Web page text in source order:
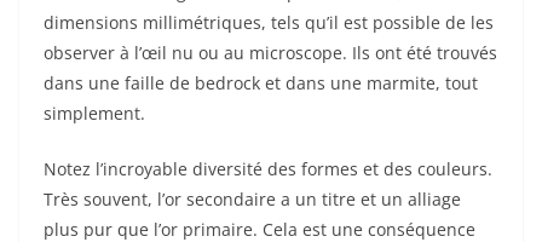
dimensions millimétriques, tels qu’il est possible de les
observer à l’œil nu ou au microscope. Ils ont été trouvés
dans une faille de bedrock et dans une marmite, tout
simplement.
Notez l’incroyable diversité des formes et des couleurs.
Très souvent, l’or secondaire a un titre et un alliage
plus pur que l’or primaire. Cela est une conséquence